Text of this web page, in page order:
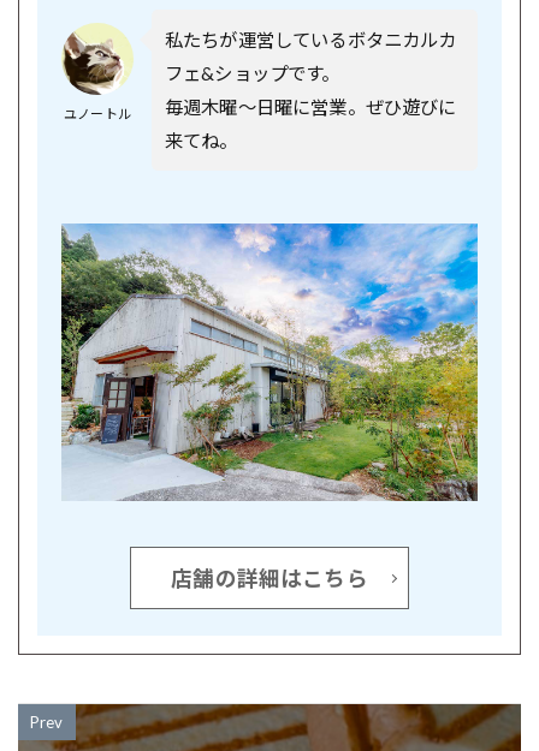
ユノートル
私たちが運営しているボタニカルカ
フェ&ショップです。
毎週木曜〜日曜に営業。ぜひ遊びに
来てね。
店舗の詳細はこちら
Prev